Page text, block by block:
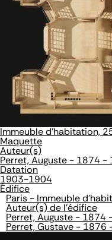
Immeuble d'habitation,
Maquette
Auteur(s)
Perret, Auguste - 1874 -
Datation
1903-1904
Édifice
Paris - Immeuble
Auteur(s) de l'édifice
Perret, Auguste - 1874
Perret, Gustave -